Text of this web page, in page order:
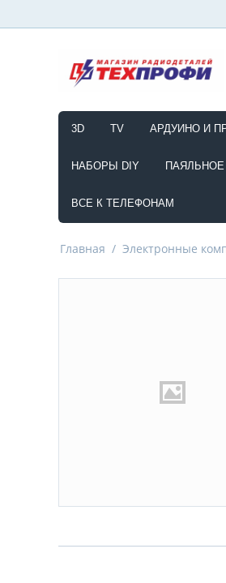
3D TV АРДУИНО И
НАБОРЫ DIY
ВСЕ К ТЕЛЕФОНАМ
Главная / Электронные